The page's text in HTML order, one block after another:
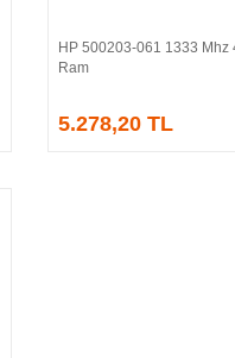
HP 500203-061 1333 Mhz
Ram
5.278,20 TL